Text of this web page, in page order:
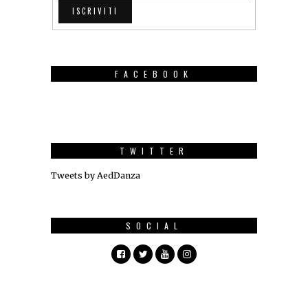
FACEBOOK
TWITTER
Tweets by AedDanza
SOCIAL